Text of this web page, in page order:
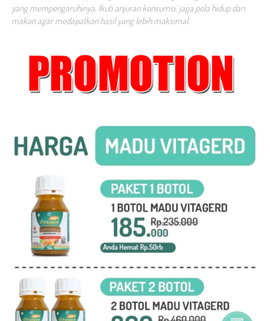
yang mempengaruhinya. Ikuti anjuran konsumsi, jaga pola hidup dan
makan agar medapatkan hasil yang lebih maksimal.